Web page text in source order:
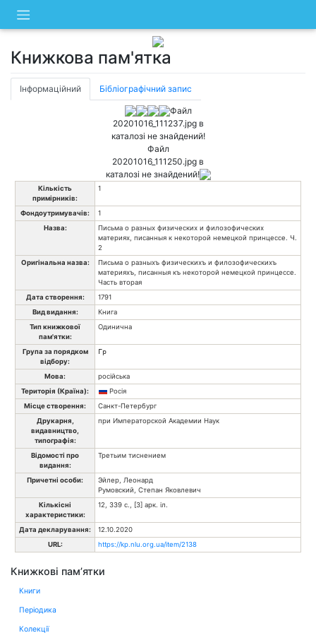
content
Книжкова пам'ятка
Інформаційний Бібліографічний запис
Файл
20201016_111237.jpg в
каталозі не знайдений!
Файл
20201016_111250.jpg в
каталозі не знайдений!
Кількість
примірників:
1
Фондоутримувачів:
1
Назва:
Письма о разных физических и филозофических
материях, писанныя к некоторой немецкой принцессе. Ч.
2
Оригінальна назва:
Письма о разныхъ физическихъ и филозофическихъ
материяхъ, писанныя къ некоторой немецкой принцессе.
Часть вторая
Дата створення:
1791
Вид видання:
Книга
Тип книжкової
пам'ятки:
Одинична
Група за порядком
відбору:
Гр
Мова:
російська
Територія (Країна):
Росія
Місце створення:
Санкт-Петербург
Друкарня,
видавництво,
типографія:
при Императорской Академии Наук
Відомості про
видання:
Третьим тиснением
Причетні особи:
Эйлер, Леонард
Румовский, Степан Яковлевич
Кількісні
характеристики:
12, 339 с., [3] арк. іл.
Дата декларування:
12.10.2020
URL:
https://kp.nlu.org.ua/item/2138
Книжкові пам’ятки
Книги
Періодика
Колекції